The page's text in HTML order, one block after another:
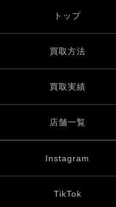
トップ
買取方法
買取実績
店舗一覧
Instagram
TikTok